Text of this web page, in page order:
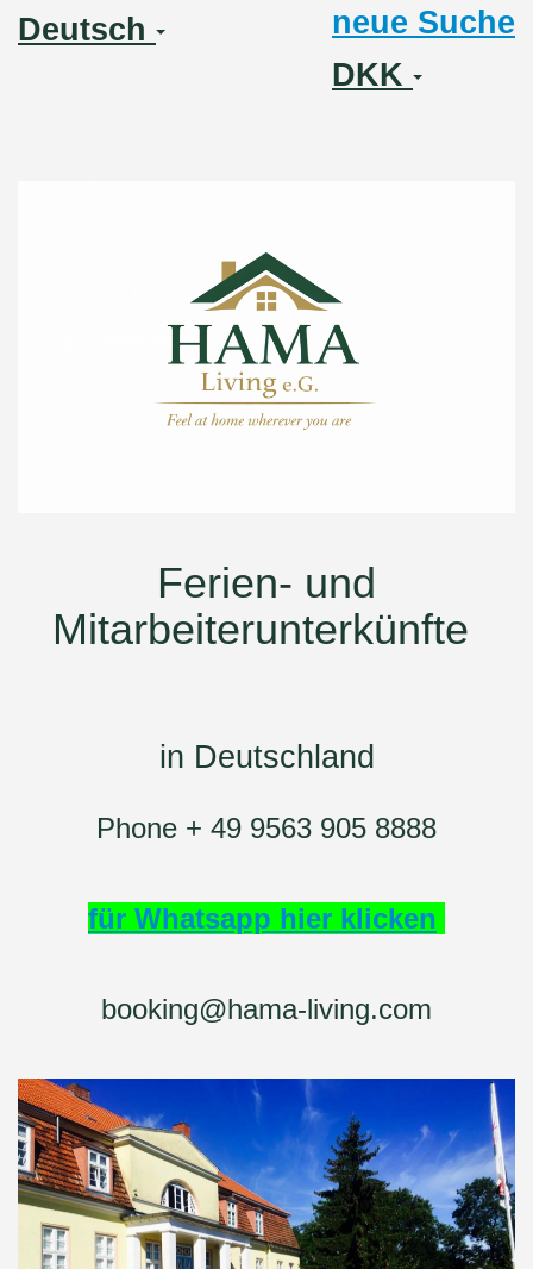
Deutsch
neue Suche
DKK
Ferien- und
Mitarbeiterunterkünfte
in Deutschland
Phone + 49 9563 905 8888
für Whatsapp hier klicken
booking@hama-living.com
Previous Next